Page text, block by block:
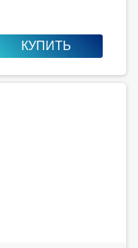
КУПИТЬ